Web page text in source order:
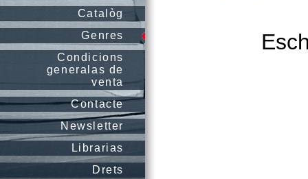
Catalòg
Genres
Condicions
generalas de
venta
Contacte
Newsletter
Librarias
Drets